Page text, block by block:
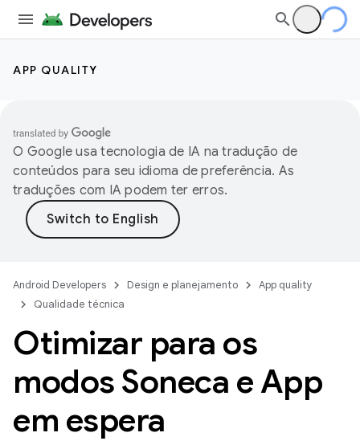
APP QUALITY
O Google usa tecnologia de IA na tradução de
conteúdos para seu idioma de preferência. As
traduções com IA podem ter erros.
Android Developers Design e planejamento
App quality
Qualidade técnica
Otimizar para os
modos Soneca e App
em espera